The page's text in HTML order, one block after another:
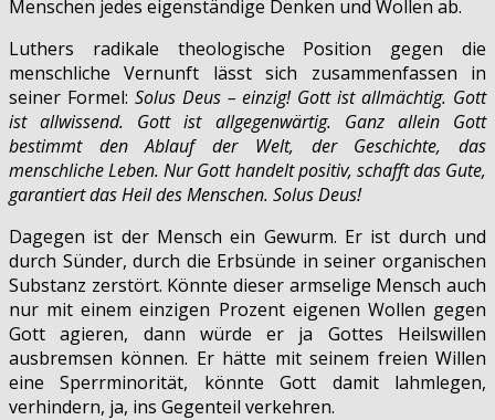
Menschen jedes eigenständige Denken und Wollen ab.
Luthers radikale theologische Position gegen die
menschliche Vernunft lässt sich zusammenfassen in
seiner Formel: Solus Deus – einzig! Gott ist allmächtig. Gott
ist allwissend. Gott ist allgegenwärtig. Ganz allein Gott
bestimmt den Ablauf der Welt, der Geschichte, das
menschliche Leben. Nur Gott handelt positiv, schafft das Gute,
garantiert das Heil des Menschen. Solus Deus!
Dagegen ist der Mensch ein Gewurm. Er ist durch und
durch Sünder, durch die Erbsünde in seiner organischen
Substanz zerstört. Könnte dieser armselige Mensch auch
nur mit einem einzigen Prozent eigenen Wollen gegen
Gott agieren, dann würde er ja Gottes Heilswillen
ausbremsen können. Er hätte mit seinem freien Willen
eine Sperrminorität, könnte Gott damit lahmlegen,
verhindern, ja, ins Gegenteil verkehren.